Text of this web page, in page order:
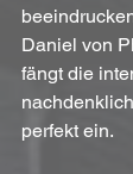
Daniel von
fängt die
perfekt ein.